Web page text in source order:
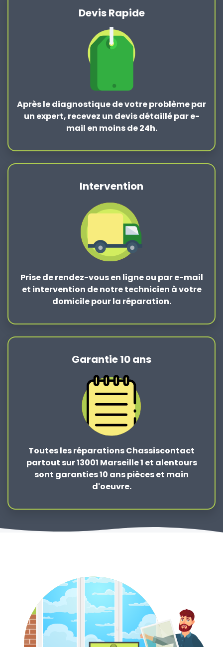
Devis Rapide
Après lediagnostique de votre problèmepar
un expert, recevez un devis détaillé par e-
mail en moins de 24h.
Intervention
Prise de rendez-vous en ligne ou par e-mail
et intervention de notre technicien à votre
domicile pour la réparation.
Garantie 10 ans
Toutes les réparations Chassiscontact
partout sur 13001 Marseille 1 et alentours
sont garanties 10 ans pièces et main
d'oeuvre.